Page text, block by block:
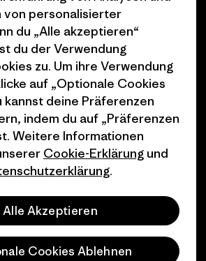
Affiliate-Programm
Patagonia Österreich
Seitenverzeichnis
All Rights Reserved.
von personalisierter
du „Alle akzeptieren“
du der Verwendung
zu. Um ihre Verwendung
auf „Optionale Cookies
kannst deine Präferenzen
indem du auf „Präferenzen
Weitere Informationen
Cookie-Erklärung und
.
Alle Akzeptieren
Cookies Ablehnen